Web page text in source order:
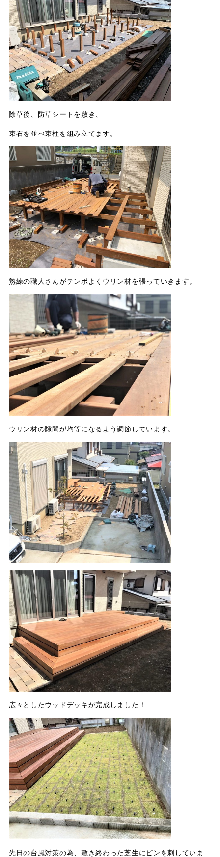
除草後、防草シートを敷き、
束石を並べ束柱を組み立てます。
熟練の職人さんがテンポよくウリン材を張っていきます。
ウリン材の隙間が均等になるよう調節しています。
広々としたウッドデッキが完成しました！
先日の台風対策の為、敷き終わった芝生にピンを刺していま